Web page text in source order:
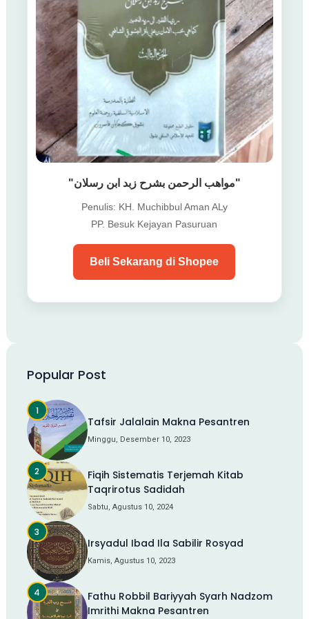
"مواهب الرحمن بشرح زبد ابن رسلان"
Penulis: KH. Muchibbul Aman ALy
PP. Besuk Kejayan Pasuruan
Beli Sekarang di Shopee
Popular Post
Tafsir Jalalain Makna Pesantren
Minggu, Desember 10, 2023
Fiqih Sistematis Terjemah Kitab
Taqrirotus Sadidah
Sabtu, Agustus 10, 2024
Irsyadul Ibad Ila Sabilir Rosyad
Kamis, Agustus 10, 2023
Fathu Robbil Bariyyah Syarh Nadzom
Imrithi Makna Pesantren